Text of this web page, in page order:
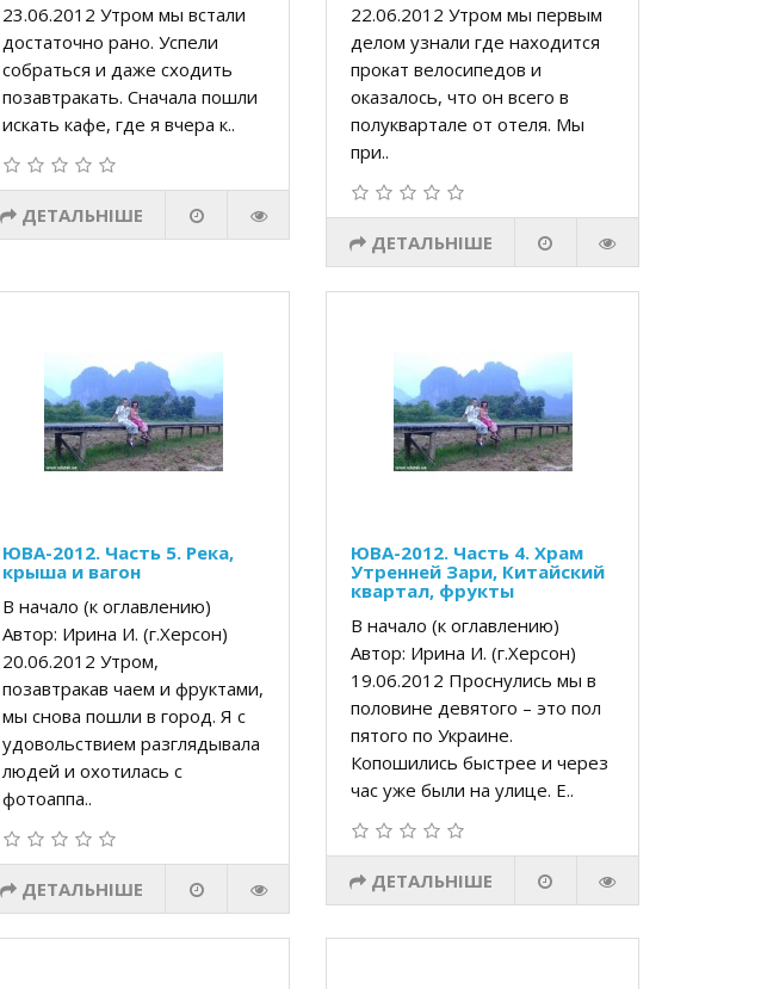
23.06.2012 Утром мы встали
достаточно рано. Успели
собраться и даже сходить
позавтракать. Сначала пошли
искать кафе, где я вчера к..
ДЕТАЛЬНІШЕ
22.06.2012 Утром мы первым
делом узнали где находится
прокат велосипедов и
оказалось, что он всего в
полуквартале от отеля. Мы
при..
ДЕТАЛЬНІШЕ
ЮВА-2012. Часть 5. Река,
крыша и вагон
В начало (к оглавлению)
Автор: Ирина И. (г.Херсон)
20.06.2012 Утром,
позавтракав чаем и фруктами,
мы снова пошли в город. Я с
удовольствием разглядывала
людей и охотилась с
фотоаппа..
ДЕТАЛЬНІШЕ
ЮВА-2012. Часть 4. Храм
Утренней Зари, Китайский
квартал, фрукты
В начало (к оглавлению)
Автор: Ирина И. (г.Херсон)
19.06.2012 Проснулись мы в
половине девятого – это пол
пятого по Украине.
Копошились быстрее и через
час уже были на улице. Е..
ДЕТАЛЬНІШЕ